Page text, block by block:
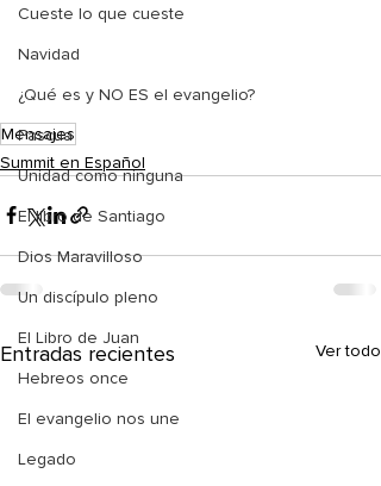
Cueste lo que cueste
Navidad
¿Qué es y NO ES el evangelio?
Pascua
Unidad como ninguna
El libro de Santiago
Dios Maravilloso
Un discípulo pleno
El Libro de Juan
Hebreos once
El evangelio nos une
Legado
Mensajes
Summit en Español
Entradas recientes Ver todo